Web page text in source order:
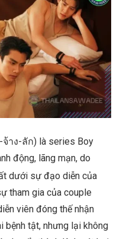
จ้าง-ลัก) là series Boy
động, lãng mạn, do
dưới sự đạo diễn của
tham gia của couple
viên đóng thế nhận
bệnh tật, nhưng lại không